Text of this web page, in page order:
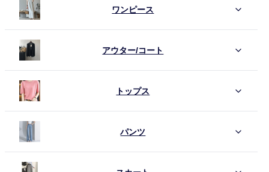
ワンピース
アウター/コート
トップス
パンツ